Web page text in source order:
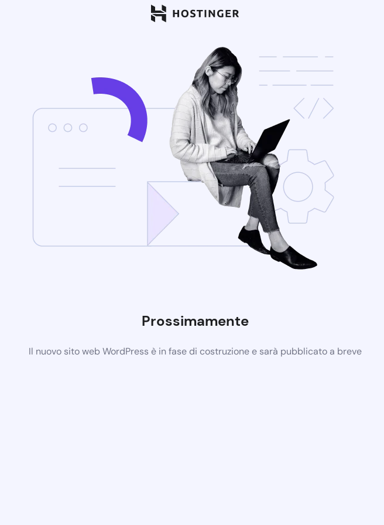
Prossimamente
Il nuovo sito web WordPress è in fase di costruzione e sarà pubblicato a breve